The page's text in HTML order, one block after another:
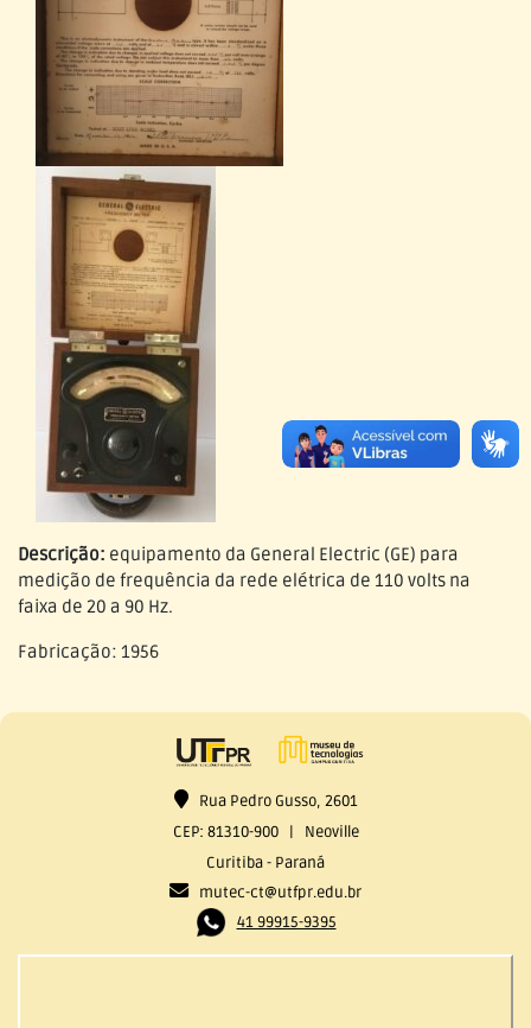
Descrição: equipamento da General Electric (GE) para
medição de frequência da rede elétrica de 110 volts na
faixa de 20 a 90 Hz.
Fabricação: 1956
Rua Pedro Gusso, 2601
CEP: 81310-900 | Neoville
Curitiba - Paraná
mutec-ct@utfpr.edu.br
41 99915-9395